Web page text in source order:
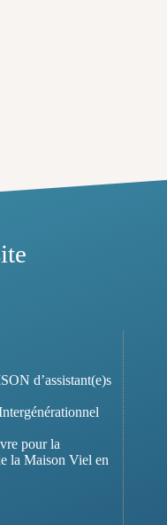
d’assistant(e)s
pour la
la Maison Viel en